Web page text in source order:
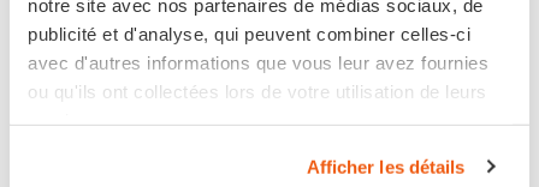
notre site avec nos partenaires de médias sociaux, de
publicité et d'analyse, qui peuvent combiner celles-ci
avec d'autres informations que vous leur avez fournies
ou qu'ils ont collectées lors de votre utilisation de leurs
Afficher les détails
SCIE À GUICHET
PLÂTRE -...
SCIE PLAQUE DE PLÂTRE